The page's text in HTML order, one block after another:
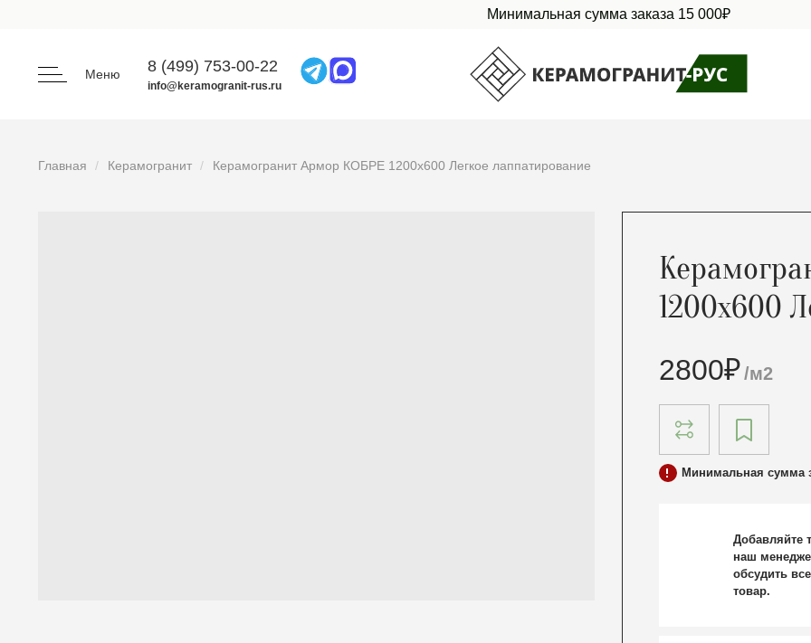
Минимальная сумма заказа 15 000₽
Меню 8 (499) 753-00-22
info@keramogranit-rus.ru
Главная Керамогранит Керамогранит Армор КОБРЕ 1200x600 Легкое лаппатирование
1200x600
2800₽/м2
Минимальная сумма
Добавляйте
наш
обсудить
товар.